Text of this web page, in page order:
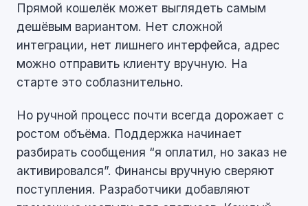
Прямой кошелёк может выглядеть самым
дешёвым вариантом. Нет сложной
интеграции, нет лишнего интерфейса, адрес
можно отправить клиенту вручную. На
старте это соблазнительно.
Но ручной процесс почти всегда дорожает с
ростом объёма. Поддержка начинает
разбирать сообщения “я оплатил, но заказ не
активировался”. Финансы вручную сверяют
поступления. Разработчики добавляют